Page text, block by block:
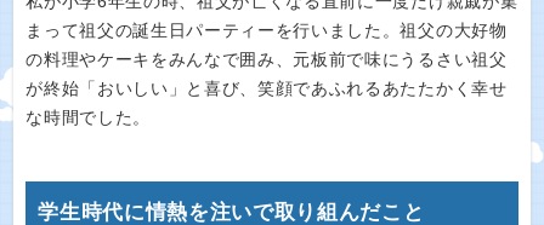
まって祖父の誕生日パーティーを行いました。祖父の大好物
の料理やケーキをみんなで囲み、元板前で味にうるさい祖父
が終始「おいしい」と喜び、笑顔であふれるあたたかく幸せ
な時間でした。
学生時代に情熱を注いで取り組んだこと